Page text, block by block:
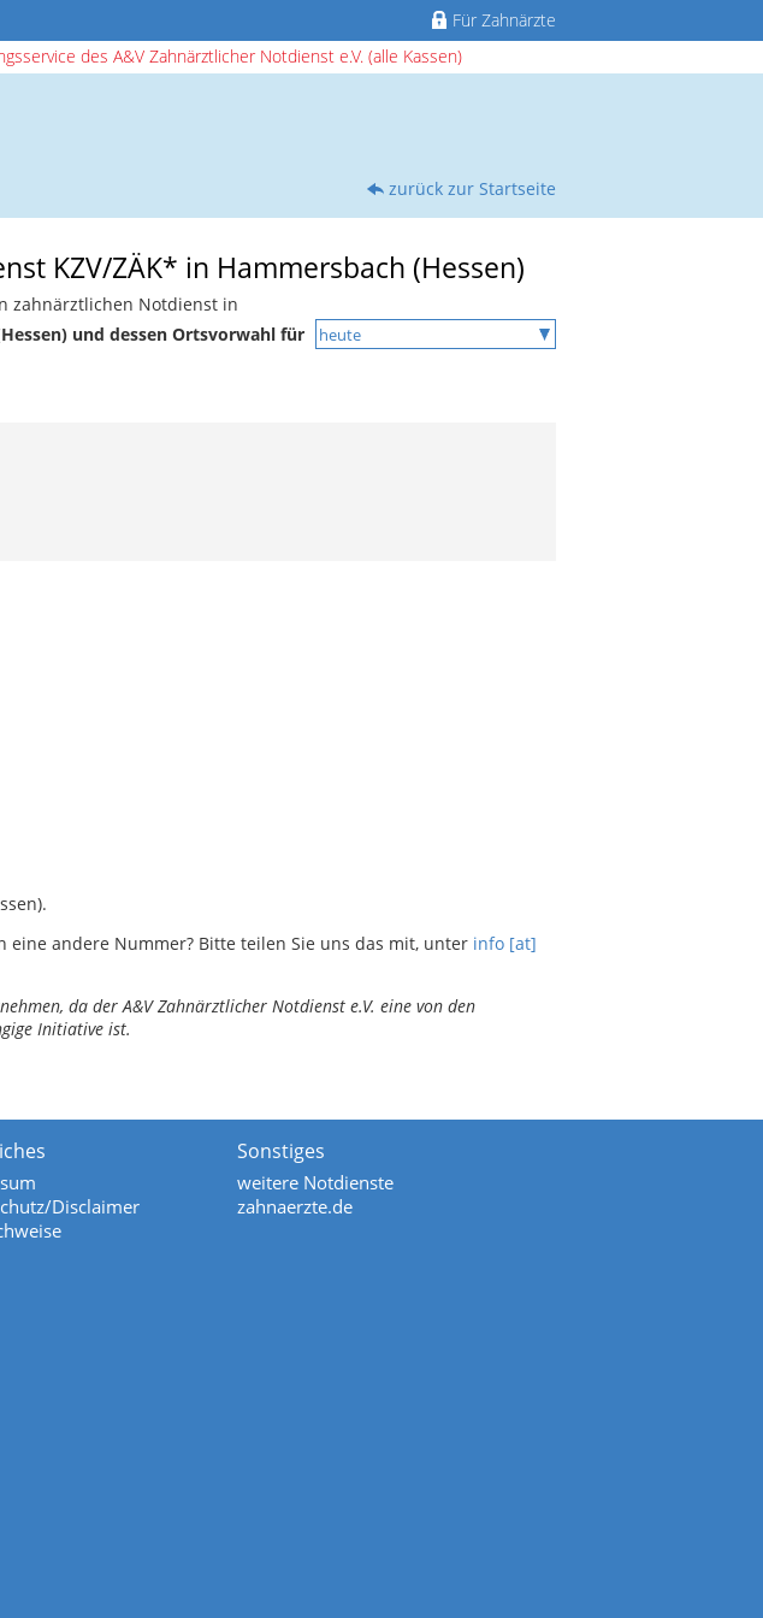
Für Zahnärzte
des A&V Zahnärztlicher Notdienst e.V. (alle Kassen)
zurück zur Startseite
KZV/ZÄK* in Hammersbach (Hessen)
zahnärztlichen Notdienst in
und dessen Ortsvorwahl für
andere Nummer? Bitte teilen Sie uns das mit, unter info [at]
da der A&V Zahnärztlicher Notdienst e.V. eine von den
Initiative ist.
Disclaimer
Sonstiges
weitere Notdienste
zahnaerzte.de